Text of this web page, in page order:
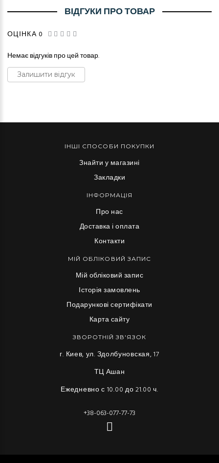
ВІДГУКИ ПРО ТОВАР
ОЦІНКА 0
Немає відгуків про цей товар.
Залишити відгук
ІНШІ СПОСОБИ ПОКУПКИ
Знайти у магазині
Закладки
ІНФОРМАЦІЯ
Про нас
Доставка і оплата
Контакти
МІЙ ОБЛІКОВИЙ ЗАПИС
Мій обліковий запис
Історія замовлень
Подарункові сертифікати
Карта сайту
ЗВОРОТНІЙ ЗВ'ЯЗОК
г. Киев, ул. Здолбуновская, 17
ТЦ Ашан
Ежедневно с 10.00 до 21.00 ч.
+38-063-077-77-73